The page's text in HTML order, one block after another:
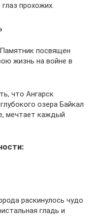
прохожих.
посвящен
жизнь на войне в
что Ангарск
озера Байкал
мечтает каждый
раскинулось чудо
гладь и